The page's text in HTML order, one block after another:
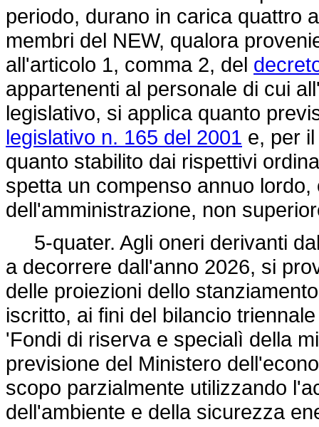
periodo, durano in carica quattro
membri del NEW, qualora
all'articolo 1, comma 2, del
appartenenti al personale di cui
legislativo, si applica quanto
legislativo n. 165 del 2001 e, per
quanto stabilito dai rispettivi
spetta un compenso annuo
dell'amministrazione, non
5-quater. Agli oneri derivanti
a decorrere dall'anno 2026, si
delle proiezioni dello
iscritto, ai fini del bilancio
'Fondi di riserva e specialì della
previsione del Ministero
scopo parzialmente utilizzando
dell'ambiente e della sicurezza